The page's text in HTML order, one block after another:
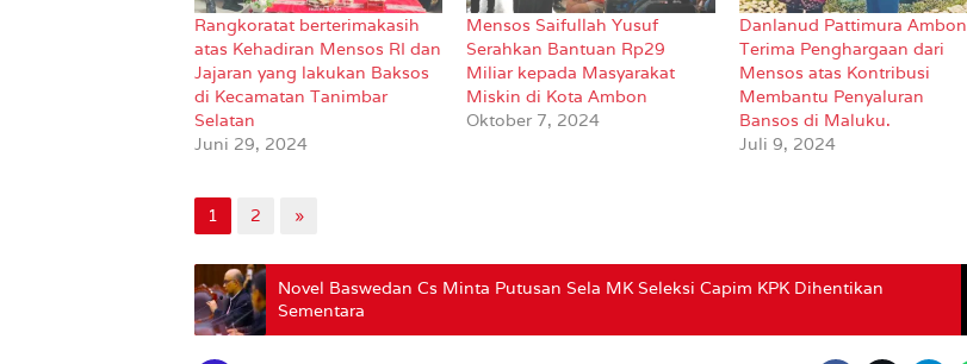
Rangkoratat berterimakasih
atas Kehadiran Mensos RI dan
Jajaran yang lakukan Baksos
di Kecamatan Tanimbar
Selatan
Juni 29, 2024
Mensos Saifullah Yusuf
Serahkan Bantuan Rp29
Miliar kepada Masyarakat
Miskin di Kota Ambon
Oktober 7, 2024
Danlanud Pattimura Ambon
Terima Penghargaan dari
Mensos atas Kontribusi
Membantu Penyaluran
Bansos di Maluku.
Juli 9, 2024
1 2 »
Novel Baswedan Cs Minta Putusan Sela MK Seleksi Capim KPK Dihentikan
Sementara